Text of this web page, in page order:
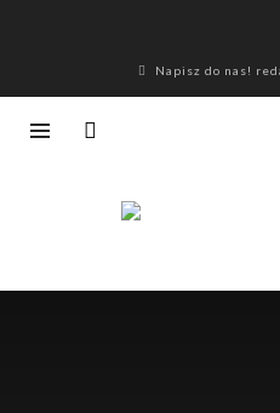
Napisz do nas!